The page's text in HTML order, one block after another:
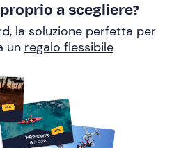
a scegliere?
la soluzione perfetta per
un regalo flessibile